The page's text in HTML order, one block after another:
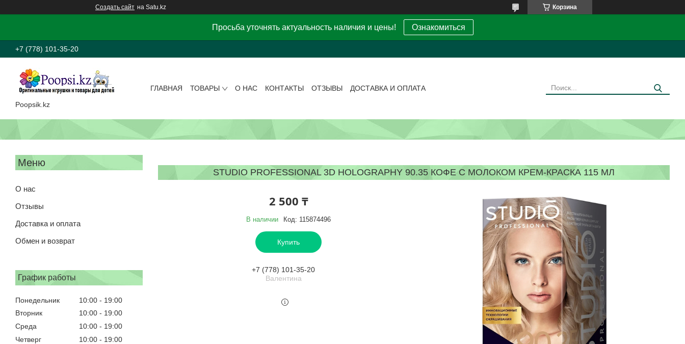
Создать сайт на Satu.kz Корзина
Просьба уточнять актуальность наличия и цены! Ознакомиться
+7 (778) 101-35-20
Poopsik.kz
ГЛАВНАЯ ТОВАРЫ О НАС КОНТАКТЫ ОТЗЫВЫ ДОСТАВКА И ОПЛАТА
О нас
Отзывы
Доставка и оплата
Обмен и возврат
График работы
Понедельник 10:00
19:00
Вторник
10:00
19:00
Среда
10:00
19:00
Четверг
10:00
19:00
STUDIO PROFESSIONAL 3D HOLOGRAPHY 90.35 КОФЕ С МОЛОКОМ КРЕМ-КРАСКА 115 МЛ
2 500 ₸
В наличии Код: 115874496
Купить
+7 (778) 101-35-20
Валентина